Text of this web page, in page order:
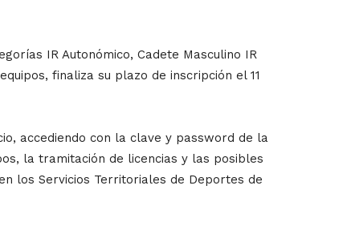
IR Autonómico, Cadete Masculino IR
finaliza su plazo de inscripción el 11
accediendo con la clave y password de la
la tramitación de licencias y las posibles
los Servicios Territoriales de Deportes de